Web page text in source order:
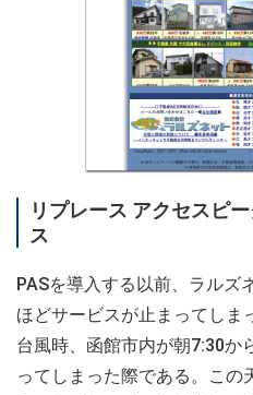
リプレース アクセスピ
ス
PASを導入する以前、ラルズ
ほどサービスが止まってしま
台風時、函館市内が朝7:30か
ってしまった際である。この